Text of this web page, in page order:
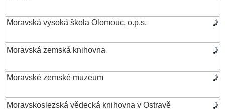
Moravská vysoká škola Olomouc, o.p.s.
Moravská zemská knihovna
Moravské zemské muzeum
Moravskoslezská vědecká knihovna v Ostravě